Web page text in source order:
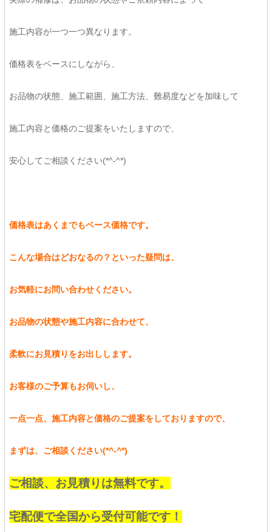
施工内容が一つ一つ異なります。
価格表をベースにしながら、
お品物の状態、施工範囲、施工方法、難易度などを加味して
施工内容と価格のご提案をいたしますので、
安心してご相談ください(*^-^*)
価格表はあくまでもベース価格です。
こんな場合はどおなるの？といった疑問は、
お気軽にお問い合わせください。
お品物の状態や施工内容に合わせて、
柔軟にお見積りをお出しします。
お客様のご予算もお伺いし、
一点一点、施工内容と価格のご提案をしておりますので、
まずは、ご相談ください(*^-^*)
ご相談、お見積りは無料です。
宅配便で全国から受付可能です！